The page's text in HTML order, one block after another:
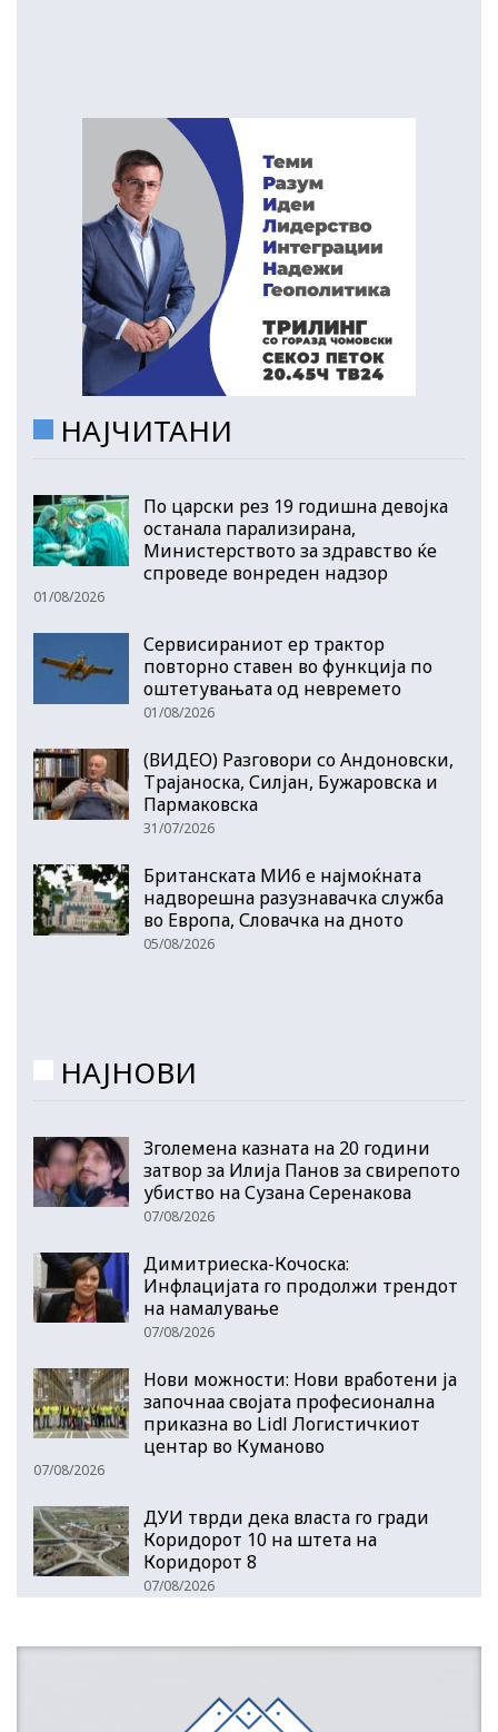
НАЈЧИТАНИ
По царски рез 19 годишна девојка
останала парализирана,
Министерството за здравство ќе
спроведе вонреден надзор
01/08/2026
Сервисираниот ер трактор
повторно ставен во функција по
оштетувањата од невремето
01/08/2026
(ВИДЕО) Разговори со Андоновски,
Трајаноска, Силјан, Бужаровска и
Пармаковска
31/07/2026
Британската МИ6 е најмоќната
надворешна разузнавачка служба
во Европа, Словачка на дното
05/08/2026
НАЈНОВИ
Зголемена казната на 20 години
затвор за Илија Панов за свирепото
убиство на Сузана Серенакова
07/08/2026
Димитриеска-Кочоска:
Инфлацијата го продолжи трендот
на намалување
07/08/2026
Нови можности: Нови вработени ја
започнаа својата професионална
приказна во Lidl Логистичкиот
центар во Куманово
07/08/2026
ДУИ тврди дека власта го гради
Коридорот 10 на штета на
Коридорот 8
07/08/2026